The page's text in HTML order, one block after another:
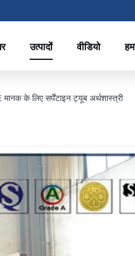
उत्पादों वीडियो
के लिए सर्पेंटाइन ट्यूब अर्थशास्त्री